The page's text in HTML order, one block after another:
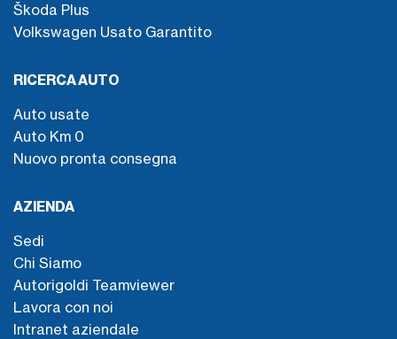
Škoda Plus
Volkswagen Usato Garantito
RICERCA AUTO
Auto usate
Auto Km 0
Nuovo pronta consegna
AZIENDA
Sedi
Chi Siamo
Autorigoldi Teamviewer
Lavora con noi
Intranet aziendale